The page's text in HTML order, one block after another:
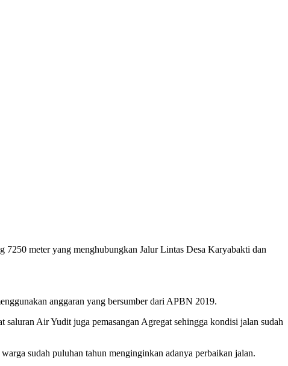
7250 meter yang menghubungkan Jalur Lintas Desa Karyabakti dan
anggaran yang bersumber dari APBN 2019.
Air Yudit juga pemasangan Agregat sehingga kondisi jalan sudah
sudah puluhan tahun menginginkan adanya perbaikan jalan.